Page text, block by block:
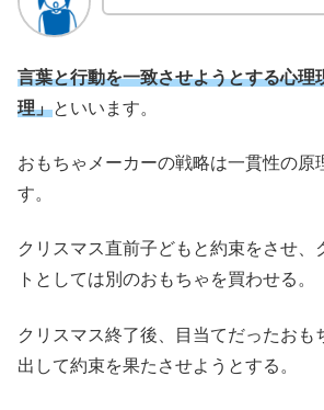
言葉と行動を一致させようとする心理
理」といいます。
おもちゃメーカーの戦略は一貫性の原
す。
クリスマス直前子どもと約束をさせ、
トとしては別のおもちゃを買わせる。
クリスマス終了後、目当てだったおも
出して約束を果たさせようとする。